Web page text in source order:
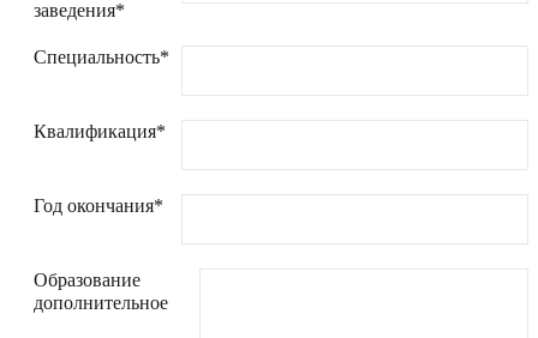
заведения*
Специальность*
Квалификация*
Год окончания*
Образование
дополнительное